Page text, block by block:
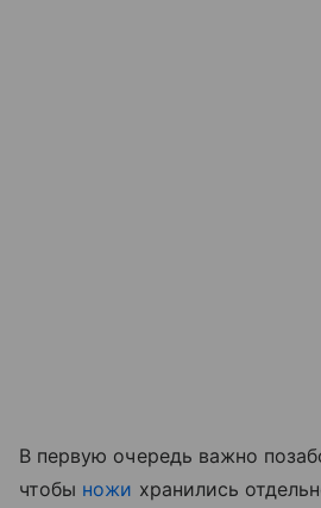
В первую очередь важно
чтобы ножи хранились